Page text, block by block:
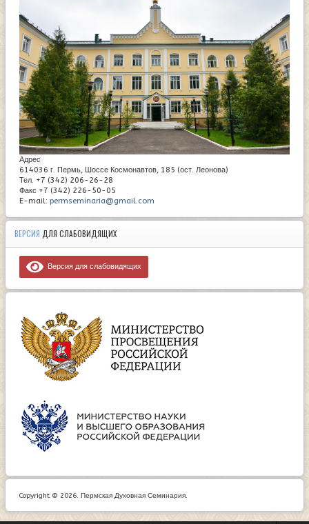
Адрес
614036 г. Пермь, Шоссе Космонавтов, 185 (ост. Леонова)
Тел. +7 (342) 206-26-28
Факс +7 (342) 226-50-05
E-mail: permseminaria@gmail.com
ВЕРСИЯ ДЛЯ СЛАБОВИДЯЩИХ
Версия для слабовидящих
Copyright © 2026. Пермская Духовная Семинария.